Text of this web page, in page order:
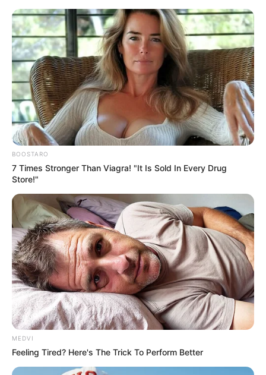
BOOSTARO
7 Times Stronger Than Viagra! "It Is Sold In Every Drug
Store!"
MEDVI
Feeling Tired? Here's The Trick To Perform Better